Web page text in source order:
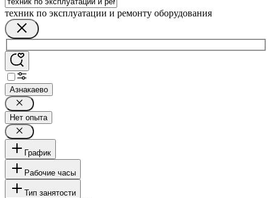
техник по эксплуатации и ремонту оборудования
Азнакаево
Нет опыта
График
Рабочие часы
Тип занятости